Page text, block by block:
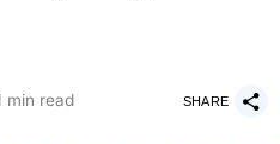
min read SHARE